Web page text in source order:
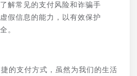
解常见的支付风险和诈骗手
假信息的能力，以有效保护
。
的支付方式，虽然为我们的生活